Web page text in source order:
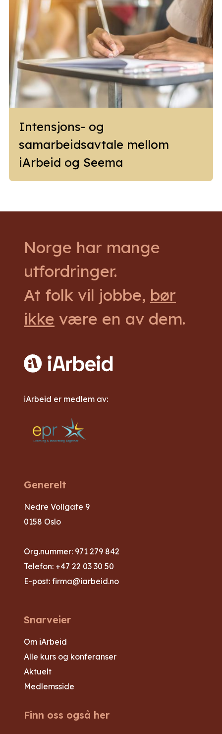
Intensjons- og
samarbeidsavtale mellom
iArbeid og Seema
Norge har mange
utfordringer.
At folk vil jobbe, bør
ikke være en av dem.
iArbeid er medlem av:
Generelt
Nedre Vollgate 9
0158 Oslo
Org.nummer: 971 279 842
Telefon: +47 22 03 30 50
E-post: firma@iarbeid.no
Snarveier
Om iArbeid
Alle kurs og konferanser
Aktuelt
Medlemsside
Finn oss også her